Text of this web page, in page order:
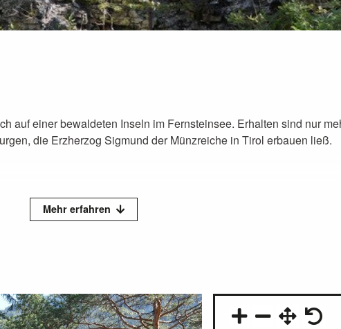
auf einer bewaldeten Inseln im Fernsteinsee. Erhalten sind nur
die Erzherzog Sigmund der Münzreiche in Tirol erbauen ließ.
Mehr erfahren